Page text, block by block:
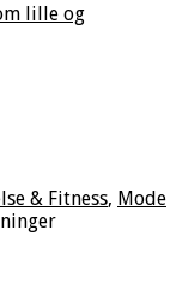
lille og
& Fitness, Mode